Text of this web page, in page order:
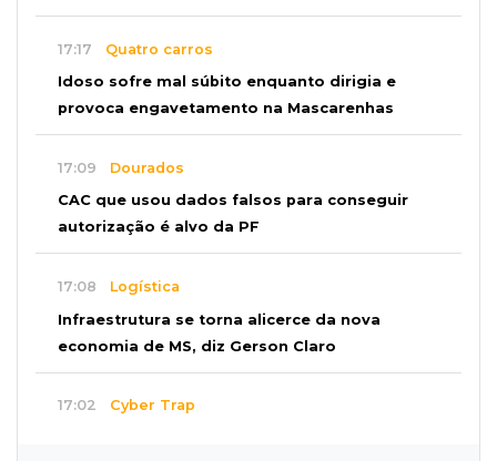
17:17 Quatro carros
Idoso sofre mal súbito enquanto dirigia e
provoca engavetamento na Mascarenhas
17:09 Dourados
CAC que usou dados falsos para conseguir
autorização é alvo da PF
17:08 Logística
Infraestrutura se torna alicerce da nova
economia de MS, diz Gerson Claro
17:02 Cyber Trap